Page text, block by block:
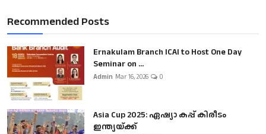
Recommended Posts
Ernakulam Branch ICAI to Host One Day
Seminar on ...
Admin Mar 16, 2026 0
Asia Cup 2025: ഏഷ്യാ കപ്പ് കിരീടം
ഇന്ത്യയ്ക്ക്